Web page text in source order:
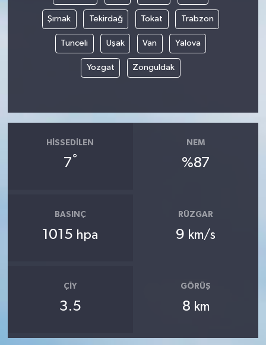
Şırnak Tekirdağ Tokat Trabzon
Tunceli Uşak Van Yalova
Yozgat Zonguldak
HISSEDILEN
7°
NEM
%87
BASINÇ
1015 hpa
RÜZGAR
9 km/s
ÇIY
3.5
GÖRÜŞ
8 km